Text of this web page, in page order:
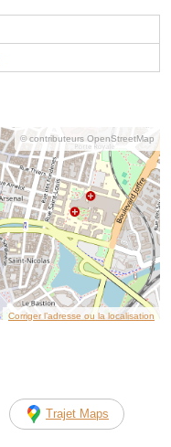
© contributeurs OpenStreetMap
Corriger l’adresse ou la localisation
Trajet Maps